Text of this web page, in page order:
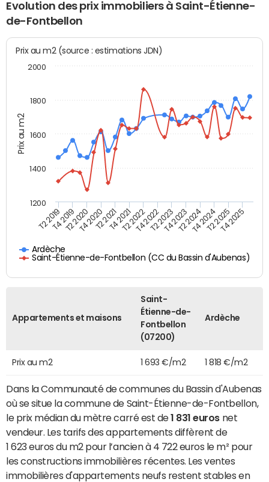
Evolution des prix immobiliers à Saint-Étienne-
de-Fontbellon
Prix au m2
Prix au m2 (source : estimations JDN)
Ardèche
Saint-Étienne-de-Fontbellon (CC du Bassin d'Aubenas)
T2 2019T4 2019T2 2020T4 2020T2 2021T4 2021T2 2022T4 2022T2 2023T4 2023T2 2024T4 2024T2 2025T4 2025
1200
1400
1600
1800
2000
Appartements et maisons
Saint-
Étienne-de-
Fontbellon
(07200)
Ardèche
Prix au m2 1 693 €/m2 1 818 €/m2
Dans la Communauté de communes du Bassin d'Aubenas
où se situe la commune de Saint-Étienne-de-Fontbellon,
le prix médian du mètre carré est de1 831 eurosnet
vendeur. Les tarifs des appartements diffèrent de
1 623 euros du m2 pour l’ancien à 4 722 euros le m² pour
les constructions immobilières récentes. Les ventes
immobilières d'appartements neufs restent stables en